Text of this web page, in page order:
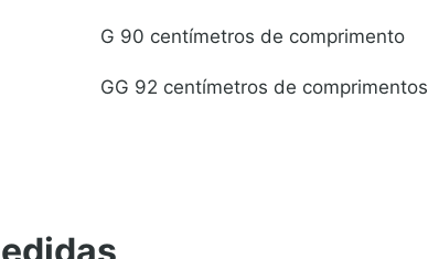
G 90 centímetros de comprimento
GG 92 centímetros de comprimentos